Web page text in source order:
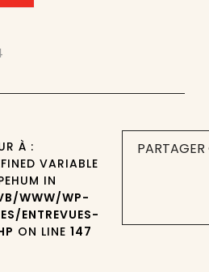
À :
VARIABLE
IN
WWW/WP-
ENTREVUES-
ON LINE 147